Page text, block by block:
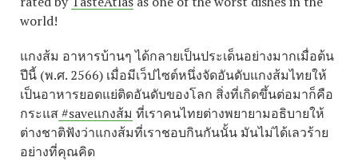
world!
แกงส้ม อาหารบ้านๆ ได้กลายเป็นประเด็นอย่างมากเมื่อต้น
ปีนี้ (พ.ศ. 2566) เมื่อมีเว็ปไซต์หนึ่งจัดอันดับแกงส้มไทยให้
เป็นอาหารยอดแย่ติดอันดับของโลก สิ่งที่เกิดขึ้นต่อมาก็คือ
กระแส#saveแกงส้ม ที่เราคนไทยต่างพยายามอธิบายให้
ต่างชาติฟังว่าแกงส้มที่เราชอบกินกันนั้น มันไม่ได้เลวร้าย
อย่างที่คุณคิด